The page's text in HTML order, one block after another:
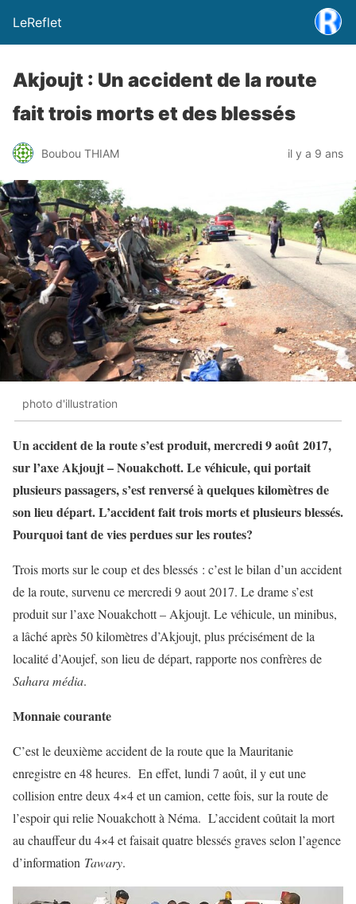
LeReflet
Akjoujt : Un accident de la route
fait trois morts et des blessés
Boubou THIAM il y a 9 ans
photo d'illustration
Unaccident de la route s’est produit, mercredi 9 août 2017,
sur l’axe Akjoujt – Nouakchott. Le véhicule, qui portait
plusieurs passagers, s’est renversé à quelques kilomètres de
son lieu départ. L’accident fait trois morts et plusieurs blessés.
Pourquoi tant de vies perdues sur les routes?
Trois morts sur le coup et des blessés : c’est le bilan d’un accident
de la route, survenu ce mercredi 9 aout 2017. Le drame s’est
produit sur l’axe Nouakchott – Akjoujt. Le véhicule, un minibus,
a lâché après 50 kilomètres d’Akjoujt, plus précisément de la
localité d’Aoujef, son lieu de départ, rapporte nos confrères de
Sahara média.
Monnaie courante
C’est le deuxième accident de la route que la Mauritanie
enregistre en 48 heures. En effet, lundi 7 août, il y eut une
collision entre deux 4×4 et un camion, cette fois, sur la route de
l’espoir qui relie Nouakchott à Néma. L’accident coûtait la mort
au chauffeur du 4×4 et faisait quatre blessés graves selon l’agence
d’information Tawary.